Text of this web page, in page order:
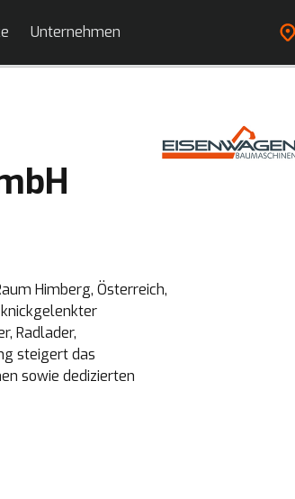
Unternehmen
Himberg, Österreich,
Radlader,
steigert das
sowie dedizierten